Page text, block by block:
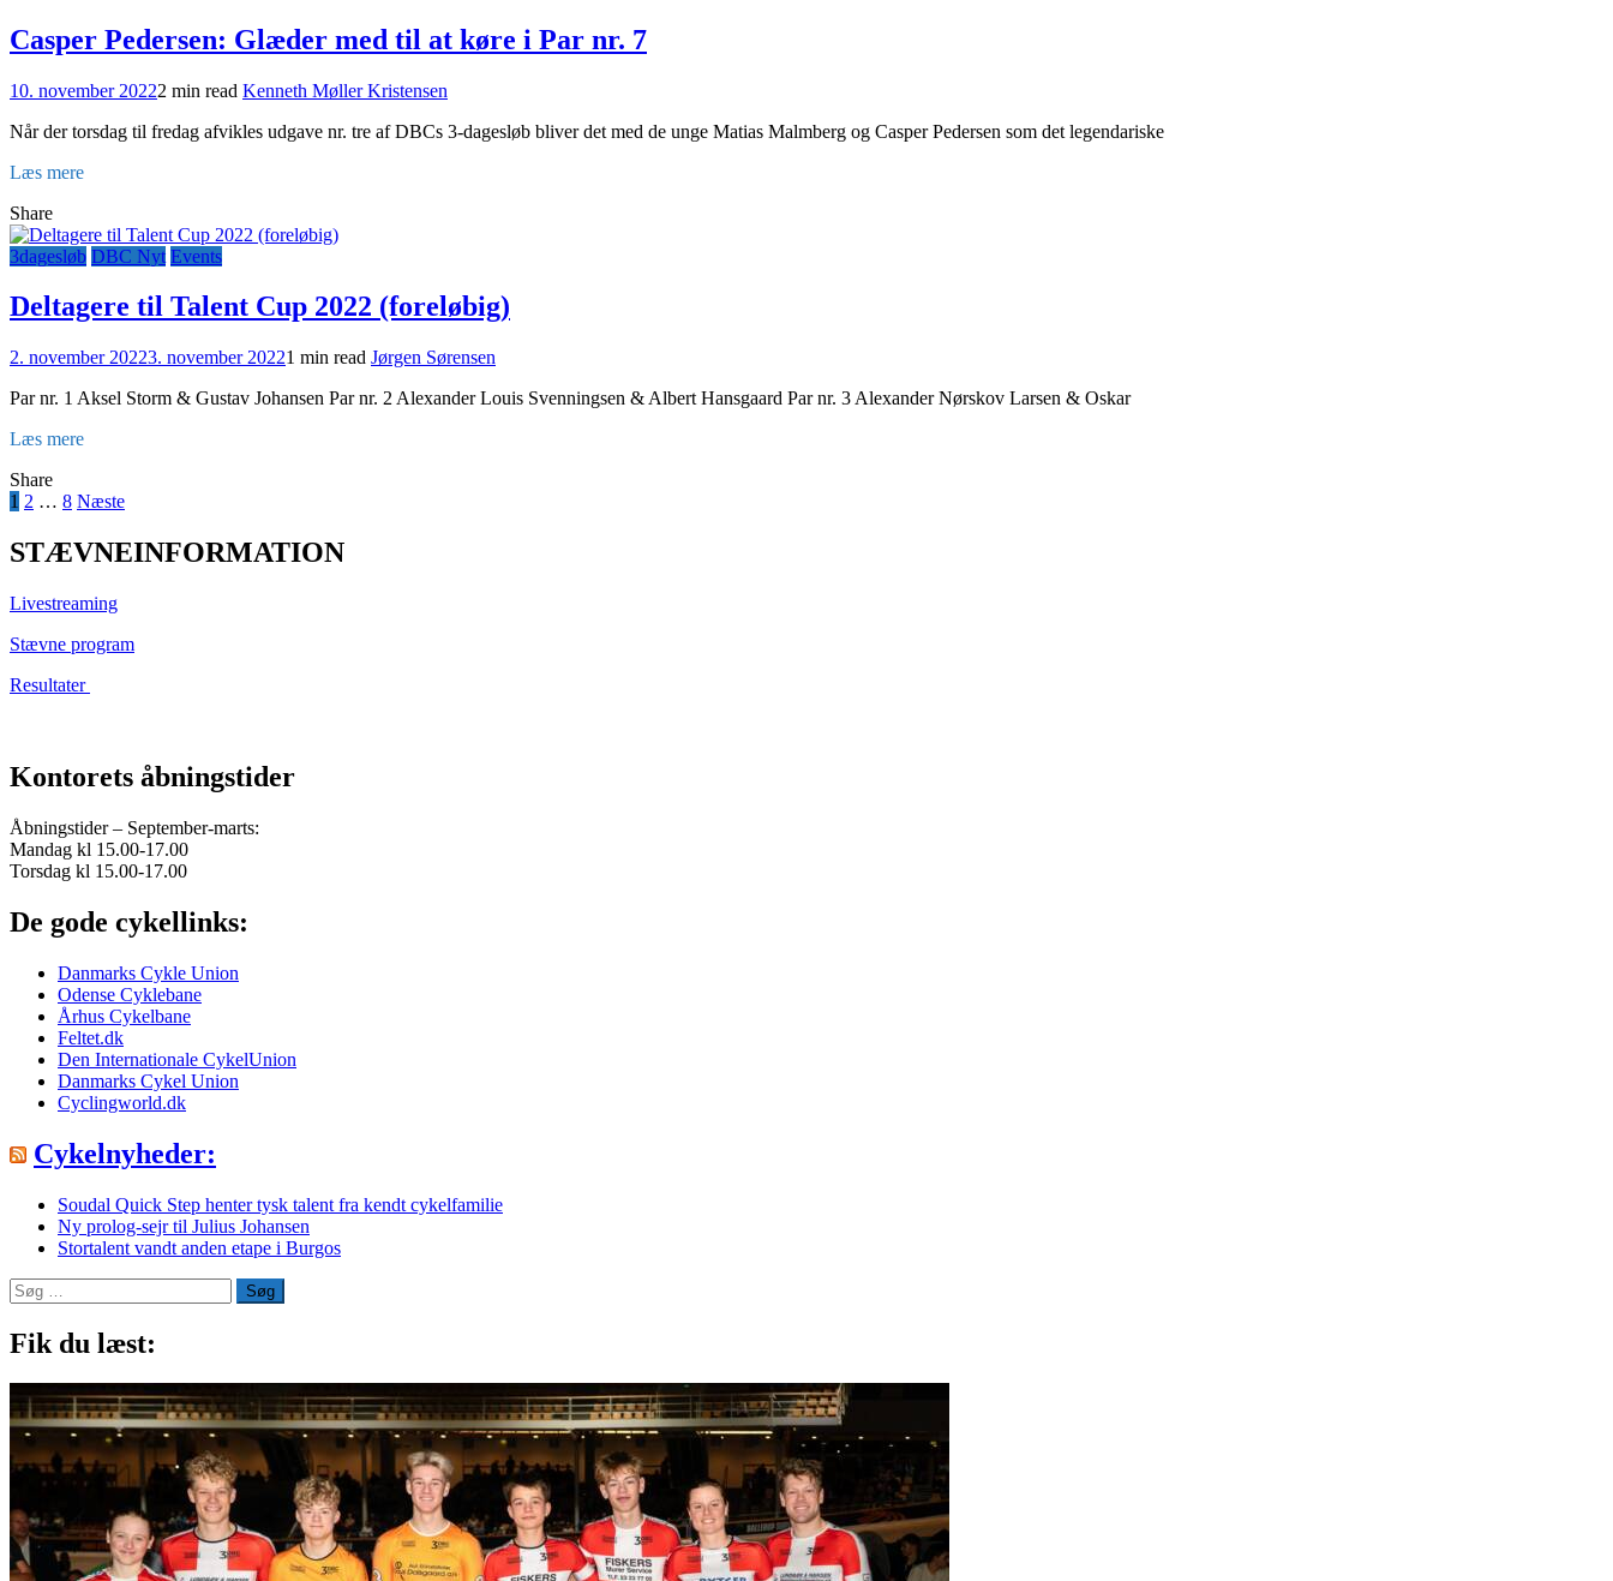
Casper Pedersen: Glæder med til at køre i Par nr. 7
10. november 20222 min read Kenneth Møller Kristensen
Når der torsdag til fredag afvikles udgave nr. tre af DBCs 3-dagesløb bliver det med de unge Matias Malmberg og Casper Pedersen som det legendariske
Læs mere
Share
3dagesløb DBC Nyt Events
Deltagere til Talent Cup 2022 (foreløbig)
2. november 20223. november 20221 min read Jørgen Sørensen
Par nr. 1 Aksel Storm & Gustav Johansen Par nr. 2 Alexander Louis Svenningsen & Albert Hansgaard Par nr. 3 Alexander Nørskov Larsen & Oskar
Læs mere
Share
Indlægsinddeling
1 2 … 8 Næste
STÆVNEINFORMATION
Livestreaming
Stævne program
Resultater
Kontorets åbningstider
Åbningstider – September-marts:
Mandag kl 15.00-17.00
Torsdag kl 15.00-17.00
De gode cykellinks:
Danmarks Cykle Union
Odense Cyklebane
Århus Cykelbane
Feltet.dk
Den Internationale CykelUnion
Danmarks Cykel Union
Cyclingworld.dk
Cykelnyheder:
Soudal Quick Step henter tysk talent fra kendt cykelfamilie
Ny prolog-sejr til Julius Johansen
Stortalent vandt anden etape i Burgos
Søg
efter:
Fik du læst: